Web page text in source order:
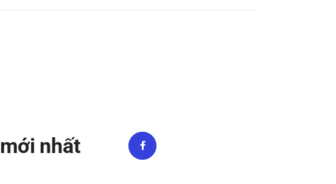
mới nhất